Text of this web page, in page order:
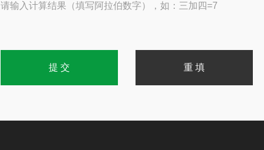
请输入计算结果（填写阿拉伯数字），如：三加四=7